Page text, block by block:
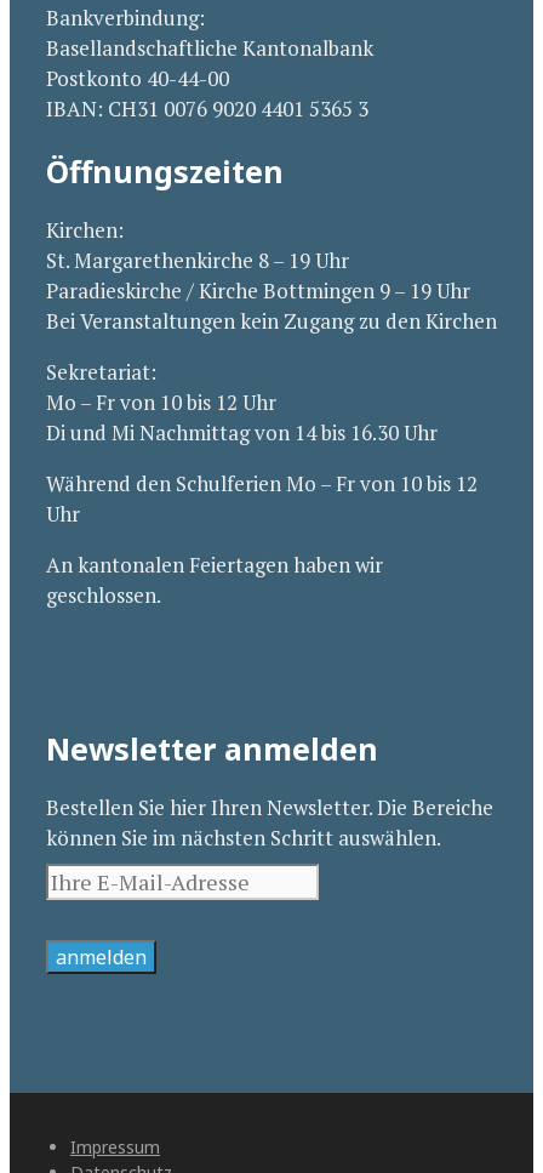
Bankverbindung:
Basellandschaftliche Kantonalbank
Postkonto 40-44-00
IBAN: CH31 0076 9020 4401 5365 3
Öffnungszeiten
Kirchen:
St. Margarethenkirche 8 – 19 Uhr
Paradieskirche / Kirche Bottmingen 9 – 19 Uhr
Bei Veranstaltungen kein Zugang zu den Kirchen
Sekretariat:
Mo – Fr von 10 bis 12 Uhr
Di und Mi Nachmittag von 14 bis 16.30 Uhr
Während den Schulferien Mo – Fr von 10 bis 12
Uhr
An kantonalen Feiertagen haben wir
geschlossen.
Newsletter anmelden
Bestellen Sie hier Ihren Newsletter. Die Bereiche
können Sie im nächsten Schritt auswählen.
Impressum